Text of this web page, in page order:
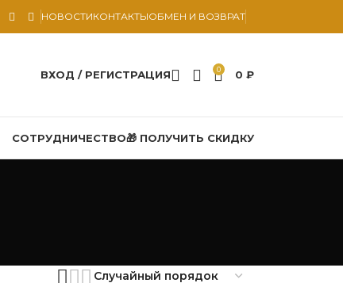
НОВОСТИКОНТАКТЫОБМЕН И ВОЗВРАТ
ВХОД / РЕГИСТРАЦИЯ 0 0 ₽
СОТРУДНИЧЕСТВО🎁 ПОЛУЧИТЬ СКИДКУ